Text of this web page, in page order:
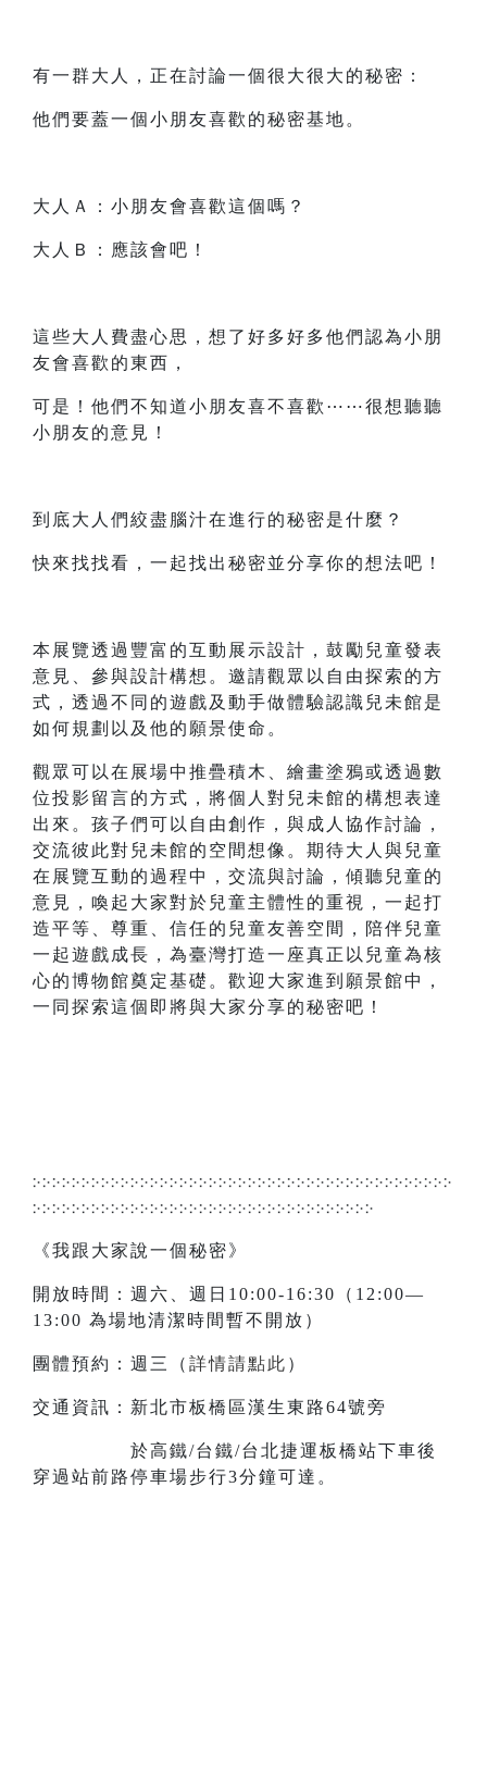
有一群大人，正在討論一個很大很大的秘密：
他們要蓋一個小朋友喜歡的秘密基地。
大人Ａ：小朋友會喜歡這個嗎？
大人Ｂ：應該會吧！
這些大人費盡心思，想了好多好多他們認為小朋
友會喜歡的東西，
可是！他們不知道小朋友喜不喜歡⋯⋯很想聽聽
小朋友的意見！
到底大人們絞盡腦汁在進行的秘密是什麼？
快來找找看，一起找出秘密並分享你的想法吧！
本展覽透過豐富的互動展示設計，鼓勵兒童發表
意見、參與設計構想。邀請觀眾以自由探索的方
式，透過不同的遊戲及動手做體驗認識兒未館是
如何規劃以及他的願景使命。
觀眾可以在展場中推疊積木、繪畫塗鴉或透過數
位投影留言的方式，將個人對兒未館的構想表達
出來。孩子們可以自由創作，與成人協作討論，
交流彼此對兒未館的空間想像。期待大人與兒童
在展覽互動的過程中，交流與討論，傾聽兒童的
意見，喚起大家對於兒童主體性的重視，一起打
造平等、尊重、信任的兒童友善空間，陪伴兒童
一起遊戲成長，為臺灣打造一座真正以兒童為核
心的博物館奠定基礎。歡迎大家進到願景館中，
一同探索這個即將與大家分享的秘密吧！
჻჻჻჻჻჻჻჻჻჻჻჻჻჻჻჻჻჻჻჻჻჻჻჻჻჻჻჻჻჻჻჻჻჻჻჻჻჻჻჻჻჻჻
჻჻჻჻჻჻჻჻჻჻჻჻჻჻჻჻჻჻჻჻჻჻჻჻჻჻჻჻჻჻჻჻჻჻჻
《我跟大家說一個秘密》
開放時間：週六、週日10:00-16:30（12:00—
13:00 為場地清潔時間暫不開放）
團體預約：週三（ 詳情請點此 ）
交通資訊：新北市板橋區漢生東路64號旁
於高鐵/台鐵/台北捷運板橋站下車後
穿過站前路停車場步行3分鐘可達。